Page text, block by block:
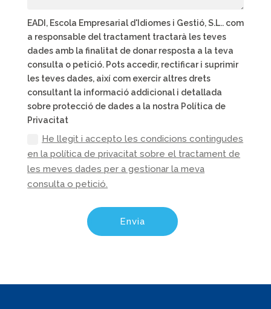
EADI, Escola Empresarial d'Idiomes i Gestió, S.L.. com
a responsable del tractament tractarà les teves
dades amb la finalitat de donar resposta a la teva
consulta o petició. Pots accedir, rectificar i suprimir
les teves dades, així com exercir altres drets
consultant la informació addicional i detallada
sobre protecció de dades a la nostra Política de
Privacitat
He llegit i accepto les condicions contingudes
en la política de privacitat sobre el tractament de
les meves dades per a gestionar la meva
consulta o petició.
Envia